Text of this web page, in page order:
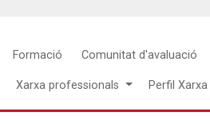
Formació Comunitat d'avaluació
Xarxa professionals Perfil Xarxa